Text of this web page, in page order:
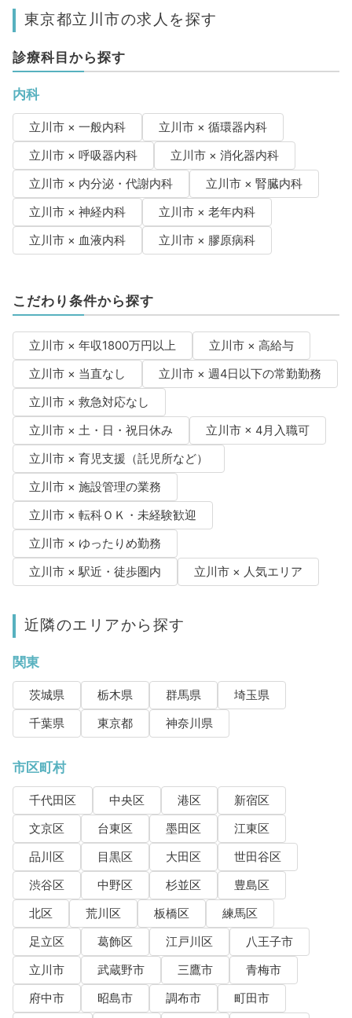
東京都立川市の求人を探す
診療科目から探す
内科
立川市 × 一般内科
立川市 × 循環器内科
立川市 × 呼吸器内科
立川市 × 消化器内科
立川市 × 内分泌・代謝内科
立川市 × 腎臓内科
立川市 × 神経内科
立川市 × 老年内科
立川市 × 血液内科
立川市 × 膠原病科
こだわり条件から探す
立川市 × 年収1800万円以上
立川市 × 高給与
立川市 × 当直なし
立川市 × 週4日以下の常勤勤務
立川市 × 救急対応なし
立川市 × 土・日・祝日休み
立川市 × 4月入職可
立川市 × 育児支援（託児所など）
立川市 × 施設管理の業務
立川市 × 転科ＯＫ・未経験歓迎
立川市 × ゆったりめ勤務
立川市 × 駅近・徒歩圏内
立川市 × 人気エリア
近隣のエリアから探す
関東
茨城県 栃木県 群馬県
埼玉県
千葉県
東京都 神奈川県
市区町村
千代田区 中央区 港区
新宿区
文京区
台東区 墨田区
江東区
品川区
目黒区 大田区
世田谷区
渋谷区
中野区 杉並区
豊島区
北区
荒川区 板橋区
練馬区
足立区
葛飾区 江戸川区
八王子市
立川市
武蔵野市 三鷹市
青梅市
府中市
昭島市 調布市
町田市